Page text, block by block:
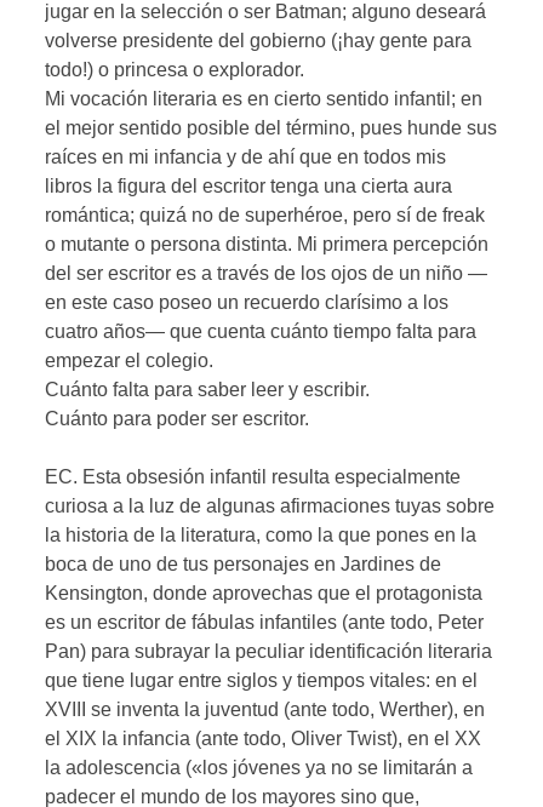
jugar en la selección o ser Batman; alguno deseará
volverse presidente del gobierno (¡hay gente para
todo!) o princesa o explorador.
Mi vocación literaria es en cierto sentido infantil; en
el mejor sentido posible del término, pues hunde sus
raíces en mi infancia y de ahí que en todos mis
libros la figura del escritor tenga una cierta aura
romántica; quizá no de superhéroe, pero sí de freak
o mutante o persona distinta. Mi primera percepción
del ser escritor es a través de los ojos de un niño —
en este caso poseo un recuerdo clarísimo a los
cuatro años— que cuenta cuánto tiempo falta para
empezar el colegio.
Cuánto falta para saber leer y escribir.
Cuánto para poder ser escritor.
EC. Esta obsesión infantil resulta especialmente
curiosa a la luz de algunas afirmaciones tuyas sobre
la historia de la literatura, como la que pones en la
boca de uno de tus personajes en Jardines de
Kensington, donde aprovechas que el protagonista
es un escritor de fábulas infantiles (ante todo, Peter
Pan) para subrayar la peculiar identificación literaria
que tiene lugar entre siglos y tiempos vitales: en el
XVIII se inventa la juventud (ante todo, Werther), en
el XIX la infancia (ante todo, Oliver Twist), en el XX
la adolescencia («los jóvenes ya no se limitarán a
padecer el mundo de los mayores sino que,